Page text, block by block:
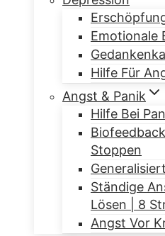
Emotionale
Hilfe Für
Angst & Panik
Hilfe Bei
Stoppen
Ständige
Lösen | 8
Angst Vor